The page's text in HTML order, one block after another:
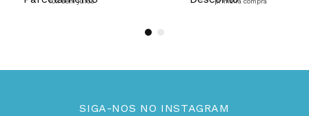
SIGA-NOS NO INSTAGRAM